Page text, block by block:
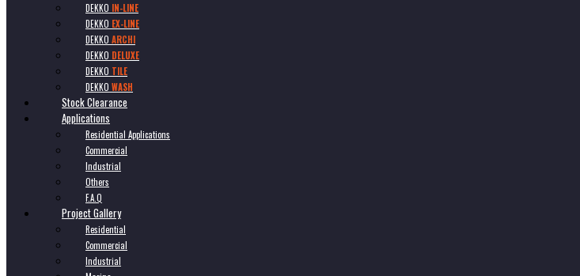
DEKKO IN-LINE
DEKKO EX-LINE
DEKKO ARCHI
DEKKO DELUXE
DEKKO TILE
DEKKO WASH
Stock Clearance
Applications
Residential Applications
Commercial
Industrial
Others
F.A.Q
Project Gallery
Residential
Commercial
Industrial